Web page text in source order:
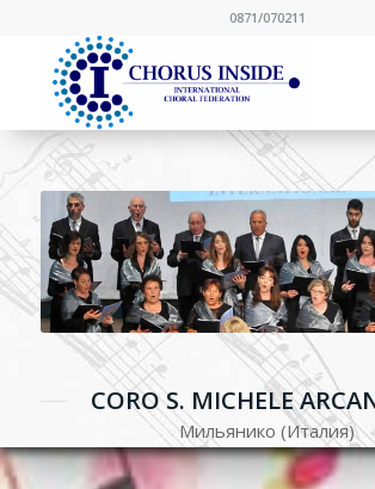
0871/070211
CORO S. MICHELE
Мильянико (Италия)